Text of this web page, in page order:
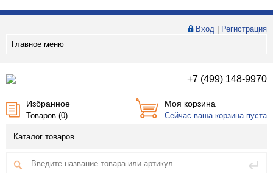
Вход
Регистрация
Главное меню
+7 (499) 148-9970
Избранное
Товаров (0)
Моя корзина
Сейчас ваша корзина пуста
Каталог товаров